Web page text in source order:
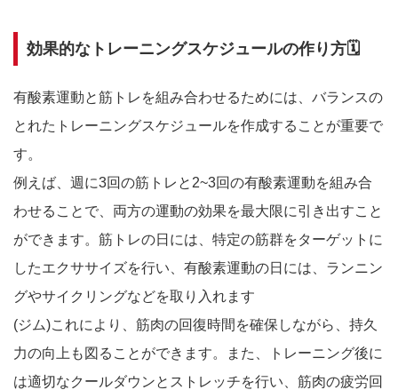
効果的なトレーニングスケジュールの作り方🗓
有酸素運動と筋トレを組み合わせるためには、バランスの
とれたトレーニングスケジュールを作成することが重要で
す。
例えば、週に3回の筋トレと2~3回の有酸素運動を組み合
わせることで、両方の運動の効果を最大限に引き出すこと
ができます。筋トレの日には、特定の筋群をターゲットに
したエクササイズを行い、有酸素運動の日には、ランニン
グやサイクリングなどを取り入れます
(ジム)これにより、筋肉の回復時間を確保しながら、持久
力の向上も図ることができます。また、トレーニング後に
は適切なクールダウンとストレッチを行い、筋肉の疲労回